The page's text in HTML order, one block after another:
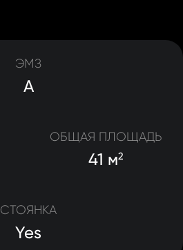
ОБЩАЯ ПЛОЩАДЬ
41 м2
СТОЯНКА
Yes
ЭМЗ
A